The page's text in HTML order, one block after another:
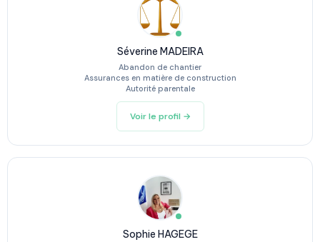
Séverine MADEIRA
Abandon de chantier
Assurances en matière de construction
Autorité parentale
Voir le profil →
Sophie HAGEGE